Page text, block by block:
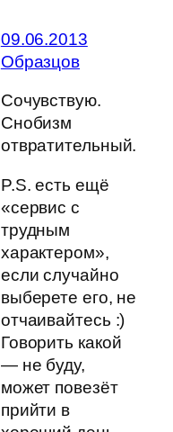
09.06.2013
Образцов
Сочувствую.
Снобизм
отвратительный.
P.S. есть ещё
«сервис с
трудным
характером»,
если случайно
выберете его, не
отчаивайтесь :)
Говорить какой
— не буду,
может повезёт
прийти в